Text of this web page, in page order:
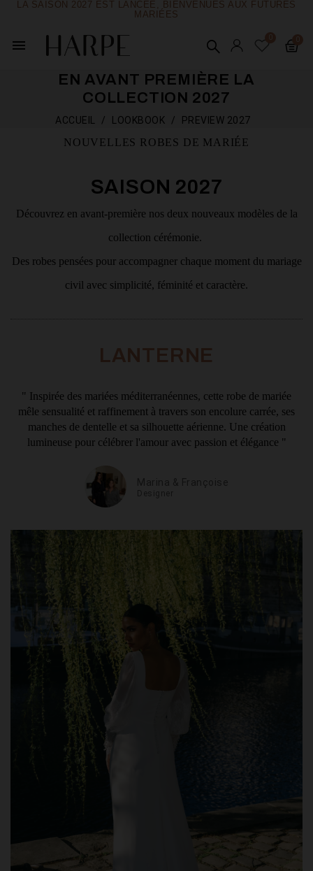
LA SAISON 2027 EST LANCÉE, BIENVENUES AUX FUTURES
MARIÉES
menu
EN AVANT PREMIÈRE LA
COLLECTION 2027
ACCUEIL LOOKBOOK PREVIEW 2027
NOUVELLES ROBES DE MARIÉE
SAISON 2027
Découvrez en avant-première nos deux nouveaux modèles de la
collection cérémonie.
Des robes pensées pour accompagner chaque moment du mariage
civil avec simplicité, féminité et caractère.
LANTERNE
" Inspirée des mariées méditerranéennes, cette robe de mariée
mêle sensualité et raffinement à travers son encolure carrée, ses
manches de dentelle et sa silhouette aérienne. Une création
lumineuse pour célébrer l'amour avec passion et élégance "